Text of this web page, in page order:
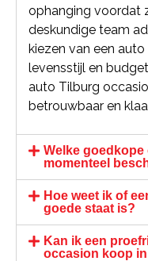
ophanging voordat
deskundige team
kiezen van een
levensstijl en
auto Tilburg
betrouwbaar en
Welke
momenteel
Hoe weet ik of
goede staat is?
Kan ik een
occasion koop